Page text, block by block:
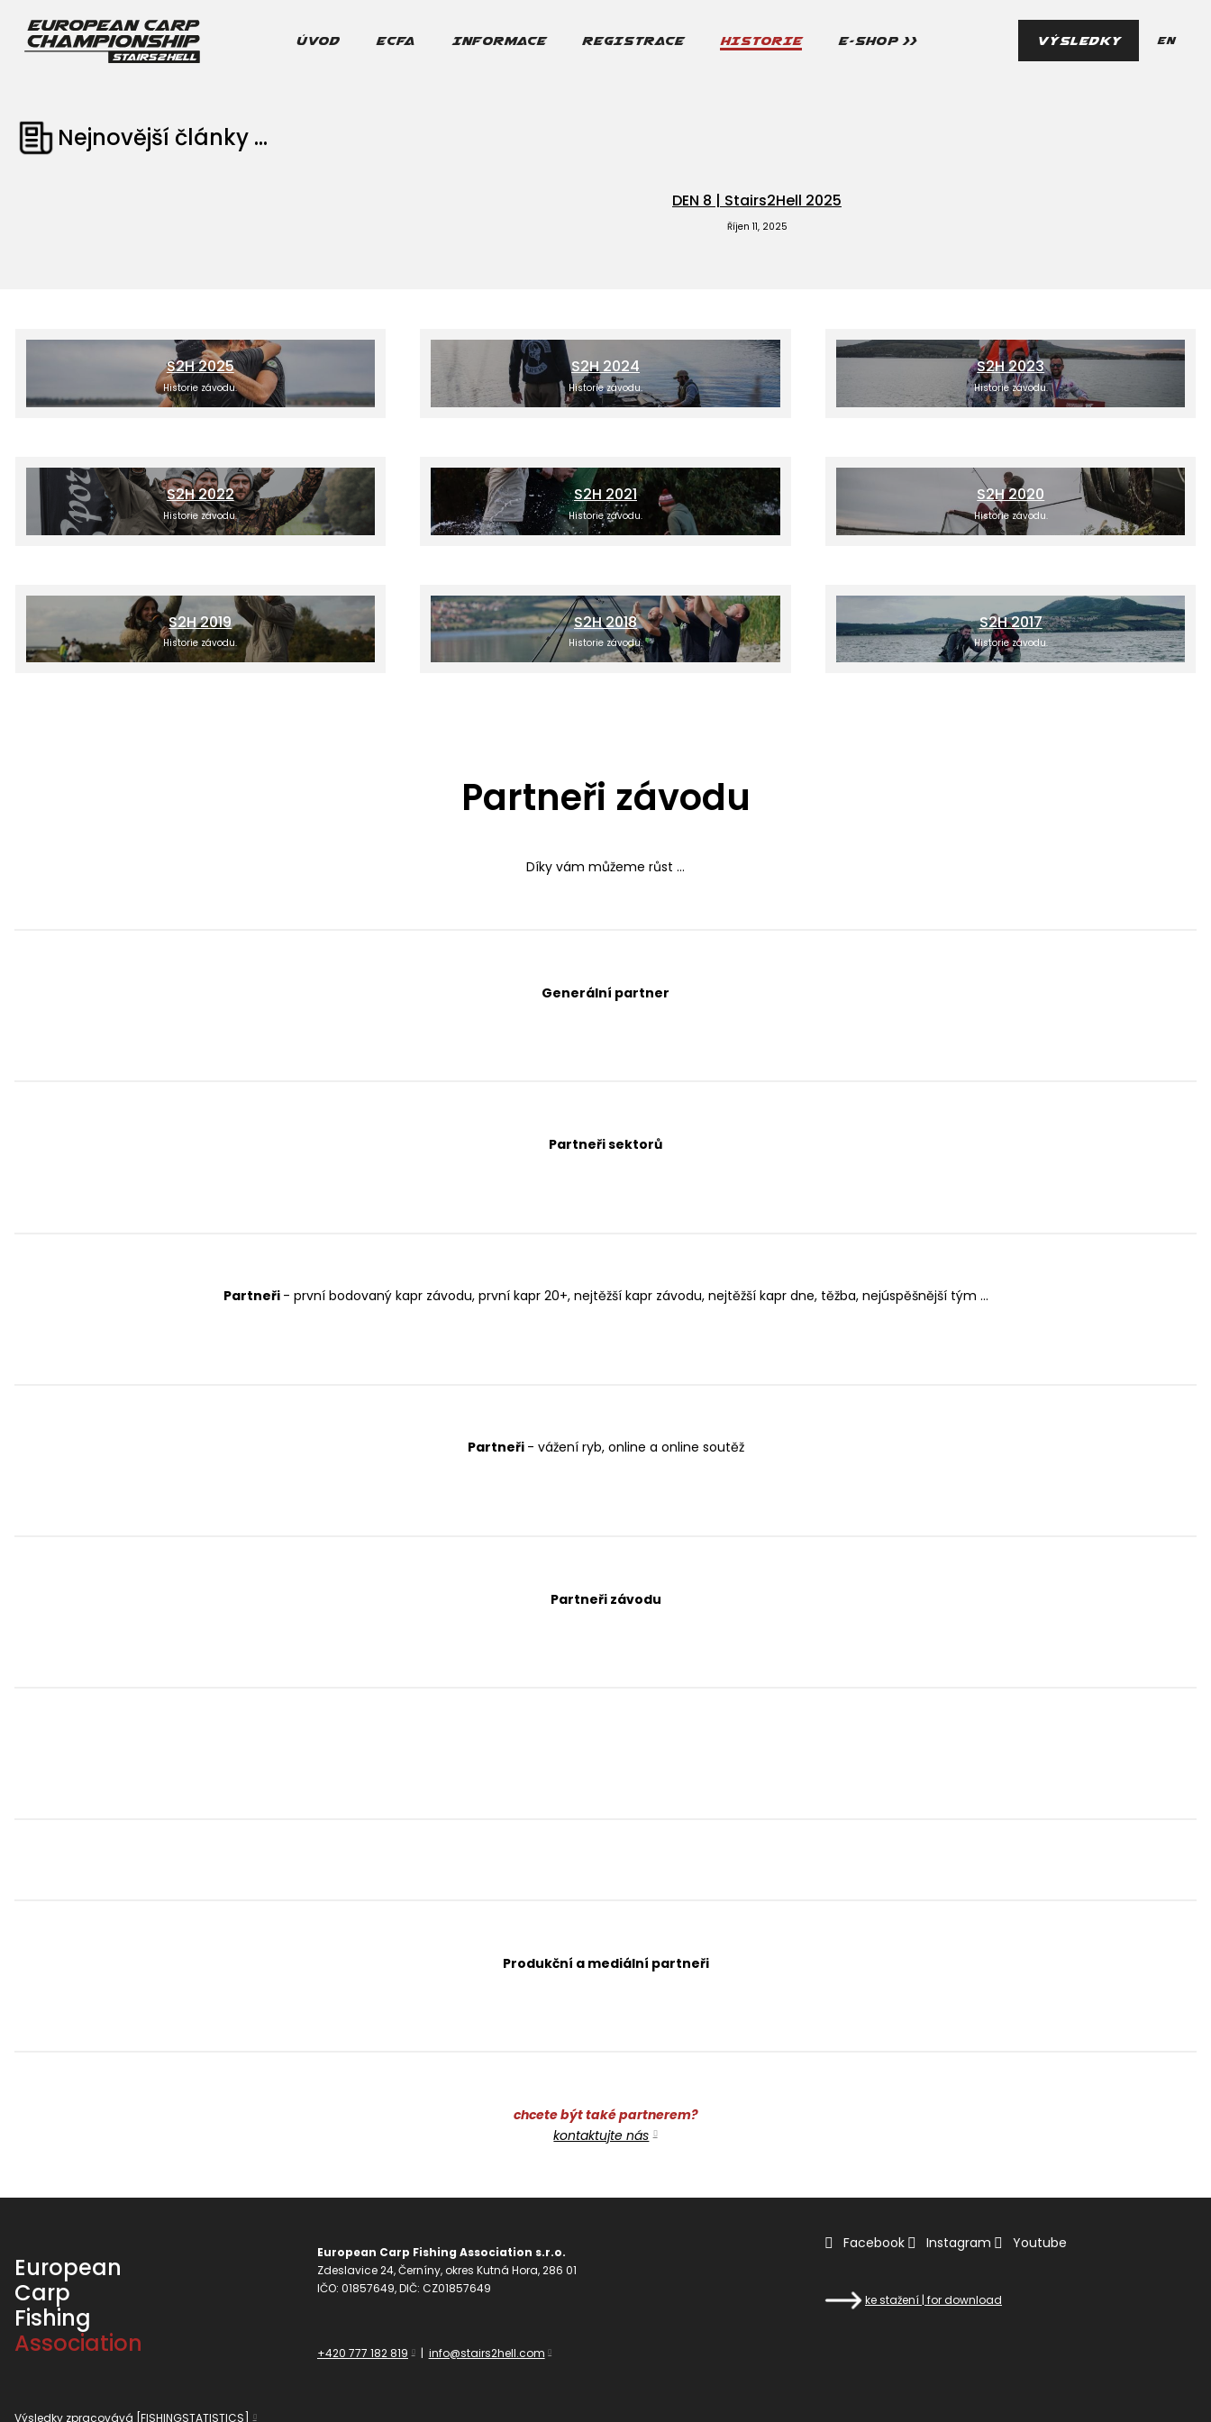
ÚVOD ECFA INFORMACE REGISTRACE HISTORIE E-SHOP >> VÝSLEDKY cs
en
Nejnovější články ...
DEN 8 | Stairs2Hell 2025
Říjen 11, 2025
S2H 2025
Historie závodu.
S2H 2024
Historie závodu.
S2H 2023
Historie závodu.
S2H 2022
Historie závodu.
S2H 2021
Historie závodu.
S2H 2020
Historie závodu.
S2H 2019
Historie závodu.
S2H 2018
Historie závodu.
S2H 2017
Historie závodu.
Partneři závodu
Díky vám můžeme růst ...
Generální partner
Partneři sektorů
Partneři - první bodovaný kapr závodu, první kapr 20+, nejtěžší kapr závodu, nejtěžší kapr dne, těžba, nejúspěšnější tým ...
Partneři - vážení ryb, online a online soutěž
Partneři závodu
Produkční a mediální partneři
chcete být také partnerem?
kontaktujte nás
European
Carp
Fishing
Association
European Carp Fishing Association s.r.o.
Zdeslavice 24, Černíny, okres Kutná Hora, 286 01
IČO: 01857649, DIČ: CZ01857649
+420 777 182 819 | info@stairs2hell.com
Facebook Instagram Youtube
ke stažení | for download
Výsledky zpracovává [FISHINGSTATISTICS]